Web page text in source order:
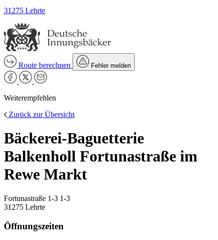
31275 Lehrte
Route berechnen Fehler melden
Weiterempfehlen
Zurück zur Übersicht
Bäckerei-Baguetterie
Balkenholl Fortunastraße im
Rewe Markt
Fortunastraße 1-3 1-3
31275 Lehrte
Öffnungszeiten